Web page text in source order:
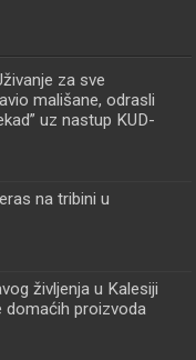
za sve
mališane, odrasli
uz nastup KUD-
na tribini u
življenja u Kalesiji
domaćih proizvoda